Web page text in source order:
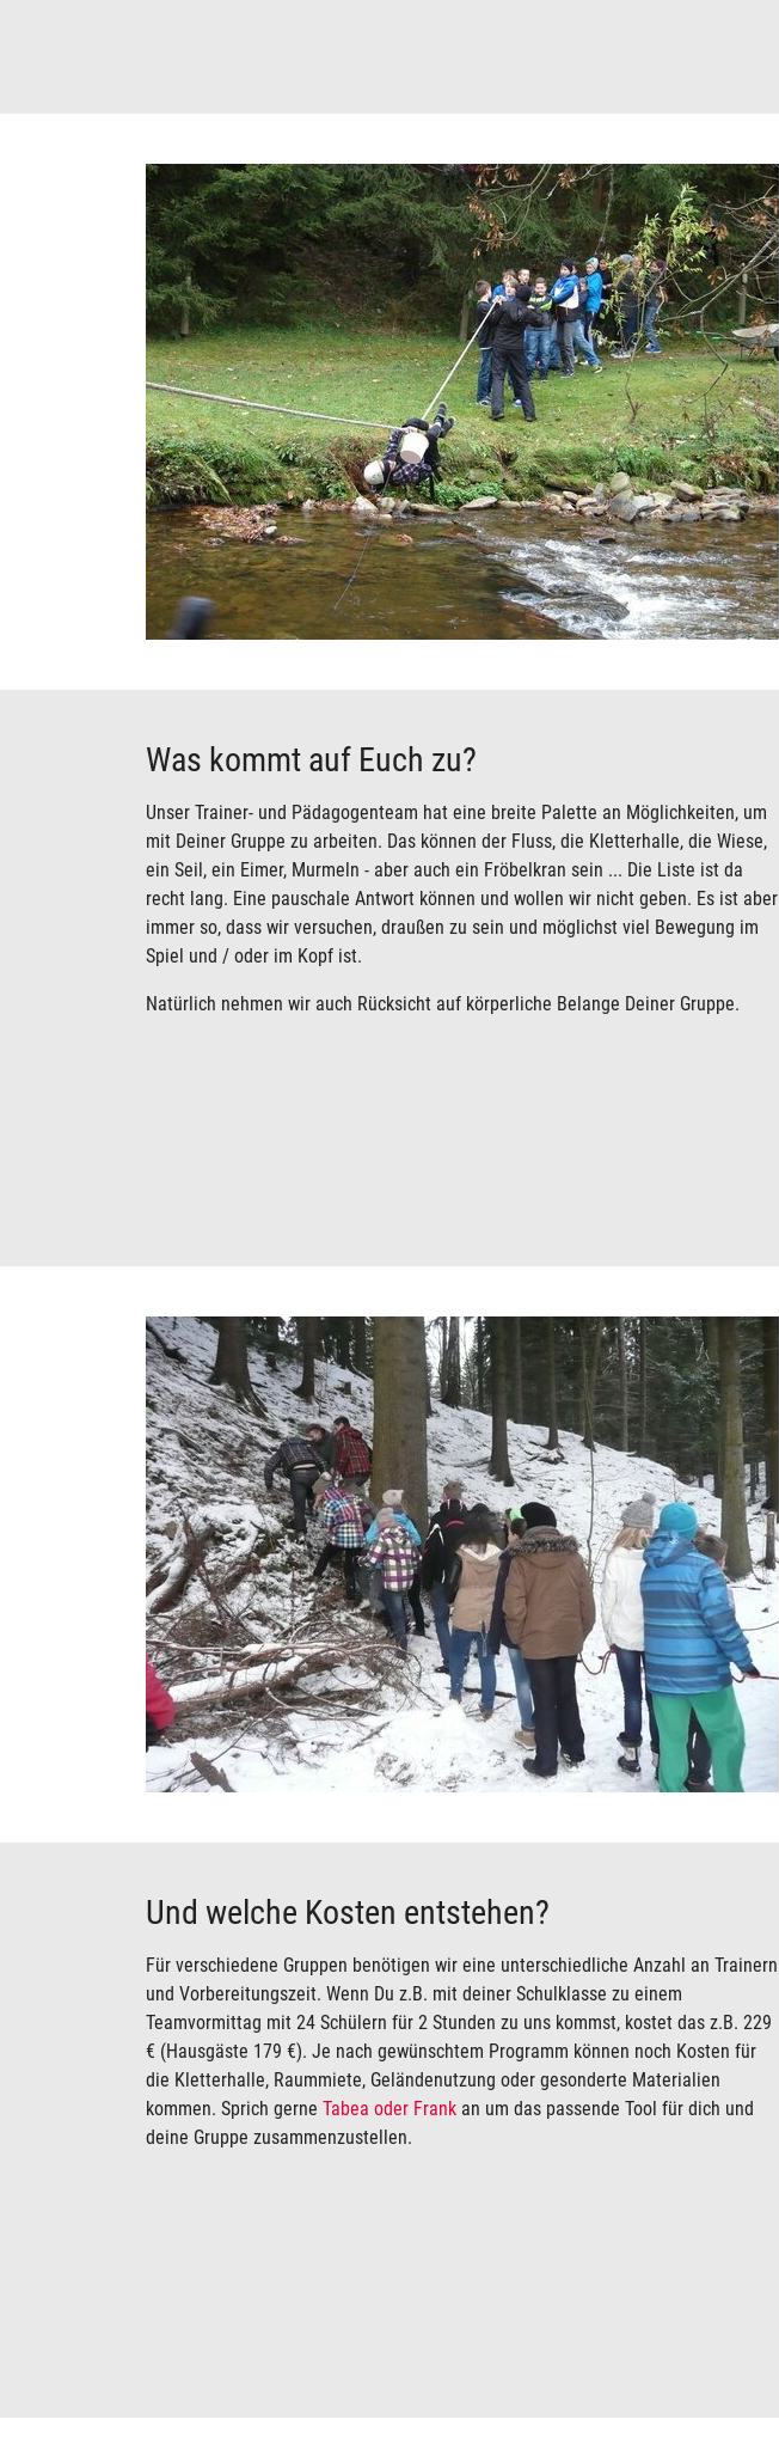
Was kommt auf Euch zu?
Unser Trainer- und Pädagogenteam hat eine breite Palette an Möglichkeiten, um
mit Deiner Gruppe zu arbeiten. Das können der Fluss, die Kletterhalle, die Wiese,
ein Seil, ein Eimer, Murmeln - aber auch ein Fröbelkran sein ... Die Liste ist da
recht lang. Eine pauschale Antwort können und wollen wir nicht geben. Es ist aber
immer so, dass wir versuchen, draußen zu sein und möglichst viel Bewegung im
Spiel und / oder im Kopf ist.
Natürlich nehmen wir auch Rücksicht auf körperliche Belange Deiner Gruppe.
Und welche Kosten entstehen?
Für verschiedene Gruppen benötigen wir eine unterschiedliche Anzahl an Trainern
und Vorbereitungszeit. Wenn Du z.B. mit deiner Schulklasse zu einem
Teamvormittag mit 24 Schülern für 2 Stunden zu uns kommst, kostet das z.B. 229
€ (Hausgäste 179 €). Je nach gewünschtem Programm können noch Kosten für
die Kletterhalle, Raummiete, Geländenutzung oder gesonderte Materialien
kommen. Sprich gerne Tabea oder Frank an um das passende Tool für dich und
deine Gruppe zusammenzustellen.